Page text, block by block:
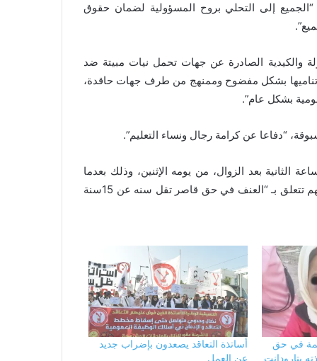
“الجميع إلى التحلي بروح المسؤولية لضمان حقوق
والكيدية الصادرة عن جهات تحمل نيات مبيتة ضد
بشكل مفضوح وممنهج من طرف جهات حاقدة،
بشكل عام”.
“دفاعا عن كرامة رجال ونساء التعليم”.
بعد الزوال، من يومه الإثنين، وذلك بعدما
قررت النيابة العامة الأربعاء الماضي، متابعته في حالة اعتقال بتهم تتعلق بـ “العنف في حق قاصر تقل سنه عن 15سنة
في حق
بتارودانت
أساتذة التعاقد يصعدون بإضراب جديد
عن العمل